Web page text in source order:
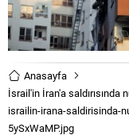
Anasayfa
İsrail'in İran'a saldırısında
israilin-irana-saldirisinda-
5ySxWaMP.jpg